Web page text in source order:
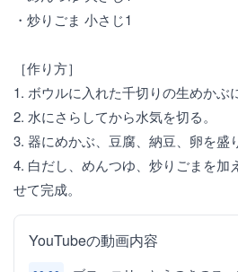
・炒りごま 小さじ1
［作り方］
1. ボウルに入れた千切りの生めかぶ
2. 水にさらしてから水気を切る。
3. 器にめかぶ、豆腐、納豆、卵を盛
4. 白だし、めんつゆ、炒りごまを加
せて完成。
YouTubeの動画内容